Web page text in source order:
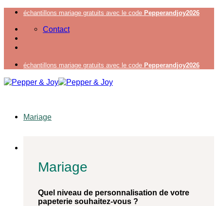
Passer
contenu
échantillons mariage gratuits avec le code Pepperandjoy2026
Contact
échantillons mariage gratuits avec le code Pepperandjoy2026
Mariage
Mariage
Quel niveau de personnalisation de votre
papeterie souhaitez-vous ?